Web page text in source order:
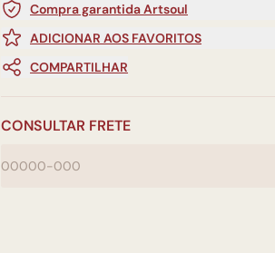
Compra garantida Artsoul
ADICIONAR AOS FAVORITOS
COMPARTILHAR
CONSULTAR FRETE